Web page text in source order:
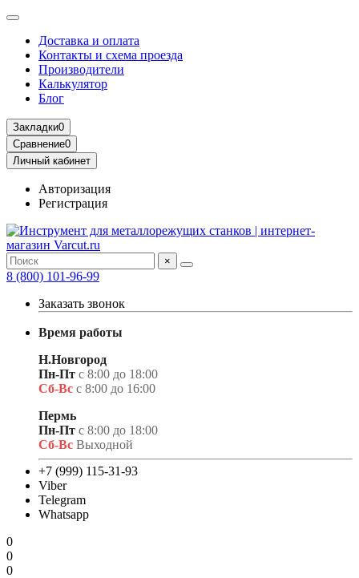
Доставка и оплата
Контакты и схема проезда
Производители
Калькулятор
Блог
Закладки0
Сравнение0
Личный кабинет
Авторизация
Регистрация
×
8 (800) 101-96-99
Заказать звонок
Время работы
Н.Новгород
Пн-Пт с 8:00 до 18:00
Сб-Вс с 8:00 до 16:00
Пермь
Пн-Пт с 8:00 до 18:00
Сб-Вс Выходной
+7 (999) 115-31-93
Viber
Telegram
Whatsapp
0
0
0